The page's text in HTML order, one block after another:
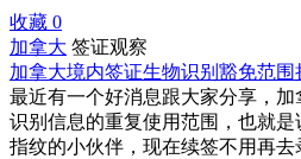
收藏 0
加拿大 签证观察
加拿大境内签证生物识别豁免范
最近有一个好消息跟大家分享，
识别信息的重复使用范围，也就
指纹的小伙伴，现在续签不用再